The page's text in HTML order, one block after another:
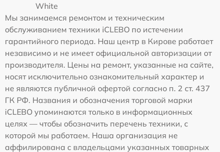
White
Мы занимаемся ремонтом и техническим
обслуживанием техники iCLEBO по истечении
гарантийного периода. Наш центр в Кирове работает
независимо и не имеет официальной авторизации от
производителя. Цены на ремонт, указанные на сайте,
носят исключительно ознакомительный характер и
не являются публичной офертой согласно п. 2 ст. 437
ГК РФ. Названия и обозначения торговой марки
iCLEBO упоминаются только в информационных
целях — чтобы обозначить перечень техники, с
которой мы работаем. Наша организация не
аффилирована с владельцами указанных товарных